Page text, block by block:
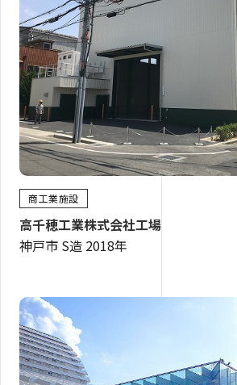
商工業施設
高千穂工業株式会社工場
神戸市 S造 2018年